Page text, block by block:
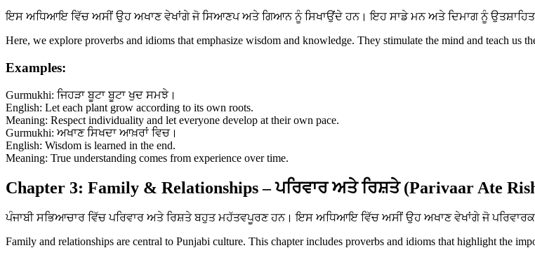
ਇਸ ਅਧਿਆਇ ਵਿੱਚ ਅਸੀਂ ਉਹ ਅਖਾਣ ਵੇਖਾਂਗੇ ਜੋ ਸਿਆਣਪ ਅਤੇ ਗਿਆਨ ਨੂੰ ਸਿਖਾਉਂਦੇ ਹਨ। ਇਹ ਸਾਡੇ ਮਨ ਅਤੇ ਦਿਮਾਗ ਨੂੰ ਉਤਸ਼ਾਹਿਤ
Here, we explore proverbs and idioms that emphasize wisdom and knowledge. They stimulate the mind and teach us
Examples:
Gurmukhi: ਜਿਹੜਾ ਬੂਟਾ ਬੂਟਾ ਖੁਦ ਸਮਝੇ।
English: Let each plant grow according to its own roots.
Meaning: Respect individuality and let everyone develop at their own pace.
Gurmukhi: ਅਖਾਣ ਸਿਖਦਾ ਆਖ਼ਰਾਂ ਵਿਚ।
English: Wisdom is learned in the end.
Meaning: True understanding comes from experience over time.
Chapter 3: Family & Relationships – ਪਰਿਵਾਰ ਅਤੇ ਰਿਸ਼ਤੇ (Parivaar Ate
ਪੰਜਾਬੀ ਸਭਿਆਚਾਰ ਵਿੱਚ ਪਰਿਵਾਰ ਅਤੇ ਰਿਸ਼ਤੇ ਬਹੁਤ ਮਹੱਤਵਪੂਰਣ ਹਨ। ਇਸ ਅਧਿਆਇ ਵਿੱਚ ਅਸੀਂ ਉਹ ਅਖਾਣ ਵੇਖਾਂਗੇ ਜੋ
Family and relationships are central to Punjabi culture. This chapter includes proverbs and idioms that highlight the